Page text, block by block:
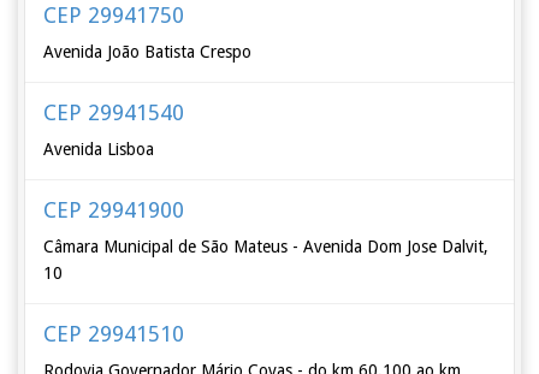
CEP 29941750
Avenida João Batista Crespo
CEP 29941540
Avenida Lisboa
CEP 29941900
Câmara Municipal de São Mateus - Avenida Dom Jose Dalvit,
10
CEP 29941510